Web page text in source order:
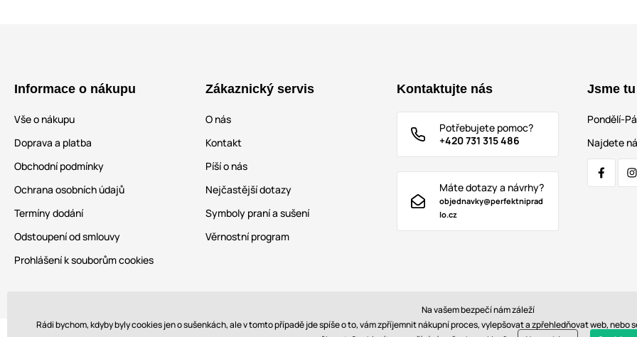
Informace o nákupu
Vše o nákupu
Doprava a platba
Obchodní podmínky
Ochrana osobních údajů
Termíny dodání
Odstoupení od smlouvy
Prohlášení k souborům cookies
Zákaznický servis
O nás
Kontakt
Píší o nás
Nejčastější dotazy
Symboly praní a sušení
Věrnostní program
Kontaktujte nás
Potřebujete pomoc?
+420 731 315 486
Máte dotazy a návrhy?
objednavky@perfektniprad
lo.cz
Jsme
Pondělí-
Najdete
Na vašem bezpečí nám záleží
Rádi bychom, kdyby byly cookies jen o sušenkách, ale v tomto případě jde spíše o to, vám zpříjemnit nákupní proces, vylepšovat a zpřehledňovat web,